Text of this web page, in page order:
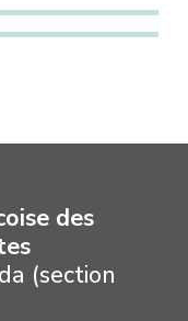
des
(section